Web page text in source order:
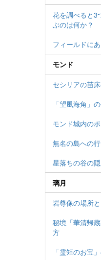
花を調べると3
ぶのは何か？
フィールドに
モンド
セシリアの苗
「望風海角」
モンド城内の
無名の島への
星落ちの谷の
璃月
岩尊像の場所
秘境「華清帰
方
「霊矩のお宝